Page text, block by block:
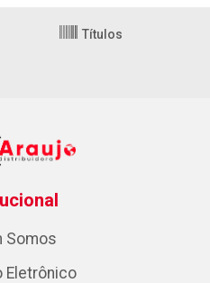
Títulos
Somos
Eletrônico